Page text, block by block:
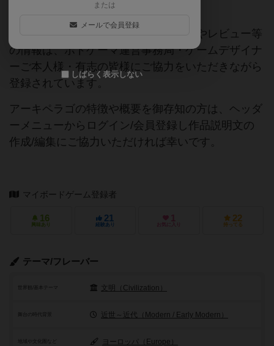
ご協力ください
当サイトに掲載されている作品説明文やレビュー等
の情報は、ボドゲーマ運営事務局・ゲームデザイナ
ーご本人様・有志の皆様にご協力をいただきながら
登録されています。
アーキペラゴの特徴や概要を御存知の方は、ヘッダ
ーメニューからログイン/会員登録し作品説明文の
作成/編集にご協力いただければ幸いです。
マイボードゲーム登録者
16
興味あり
21
経験あり
1
お気に入り
22
持ってる
テーマ/フレーバー
世界観/基本テーマ 文明（Civilization）
舞台の時代背景 近世～近代（Modern / Early Modern）
地域や文化圏など ヨーロッパ（Europe）
または
メールで会員登録
しばらく表示しない